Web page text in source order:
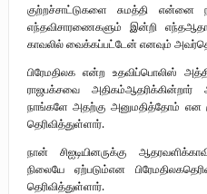
குற்றச்சாட்டுகளை
சுமத்தி என்னை
எந்தவிசாரணைகளும் இன்றி
காவலில்வைக்கப்பட்டேன்எனவும் அவர்
பிரேமதிலக என்ற உதவிப்பொலிஸ்
ராஜபக்சவை
அதிகம்ஆதரிக்கின்றார்
நாங்களே அதற்கு அனுமதித்தோம் என
தெரிவித்துள்ளார்.
நான்
சிஐடியினருக்கு
நிலையே
ஏற்படும்என பிரேமதிலக
தெரிவித்துள்ளார்.